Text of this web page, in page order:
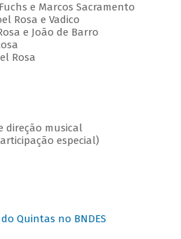
e Marcos Sacramento
Rosa e Vadico
e João de Barro
Rosa
direção musical
especial)
Quintas no BNDES